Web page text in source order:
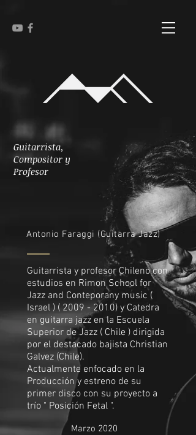
Guitarrista,
Compositor y
Profesor
Antonio Faraggi (Guitarra Jazz)
Guitarrista y profesor Chileno con
estudios en Rimon School for
Jazz and Conteporany music (
Israel ) ( 2009 - 2010) y Catedra
en guitarra jazz en la Escuela
Superior de Jazz ( Chile ) dirigida
por el destacado bajista Christian
Galvez (Chile).
Actualmente enfocado en la
Producción y estreno de su
primer disco con su proyecto a
trío " Posición Fetal ".
Marzo 2020